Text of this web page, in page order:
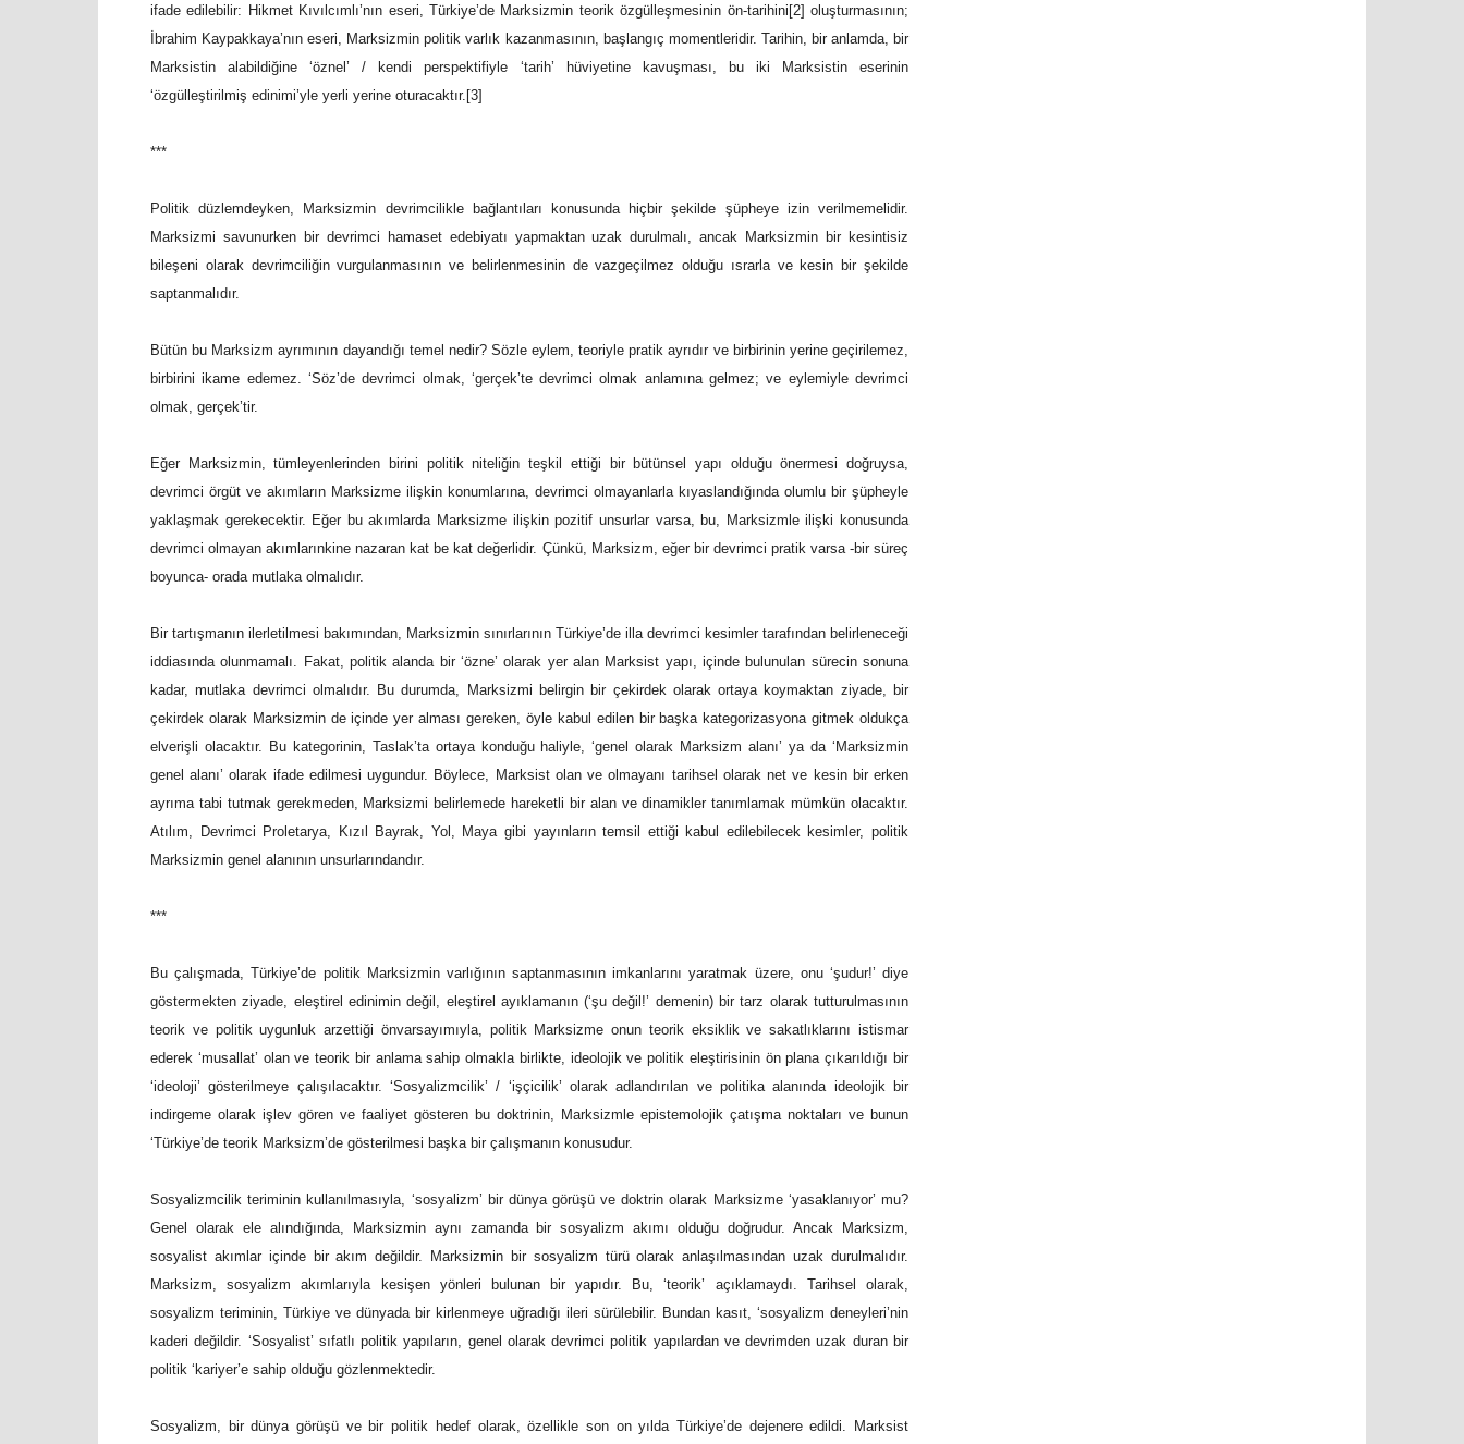
ifade edilebilir: Hikmet Kıvılcımlı’nın eseri, Türkiye’de Marksizmin teorik özgülleşmesinin ön-tarihini[2] oluşturmasının;
İbrahim Kaypakkaya’nın eseri, Marksizmin politik varlık kazanmasının, başlangıç momentleridir. Tarihin, bir anlamda, bir
Marksistin alabildiğine ‘öznel’ / kendi perspektifiyle ‘tarih’ hüviyetine kavuşması, bu iki Marksistin eserinin
‘özgülleştirilmiş edinimi’yle yerli yerine oturacaktır.[3]
***
Politik düzlemdeyken, Marksizmin devrimcilikle bağlantıları konusunda hiçbir şekilde şüpheye izin verilmemelidir.
Marksizmi savunurken bir devrimci hamaset edebiyatı yapmaktan uzak durulmalı, ancak Marksizmin bir kesintisiz
bileşeni olarak devrimciliğin vurgulanmasının ve belirlenmesinin de vazgeçilmez olduğu ısrarla ve kesin bir şekilde
saptanmalıdır.
Bütün bu Marksizm ayrımının dayandığı temel nedir? Sözle eylem, teoriyle pratik ayrıdır ve birbirinin yerine geçirilemez,
birbirini ikame edemez. ‘Söz’de devrimci olmak, ‘gerçek’te devrimci olmak anlamına gelmez; ve eylemiyle devrimci
olmak, gerçek’tir.
Eğer Marksizmin, tümleyenlerinden birini politik niteliğin teşkil ettiği bir bütünsel yapı olduğu önermesi doğruysa,
devrimci örgüt ve akımların Marksizme ilişkin konumlarına, devrimci olmayanlarla kıyaslandığında olumlu bir şüpheyle
yaklaşmak gerekecektir. Eğer bu akımlarda Marksizme ilişkin pozitif unsurlar varsa, bu, Marksizmle ilişki konusunda
devrimci olmayan akımlarınkine nazaran kat be kat değerlidir. Çünkü, Marksizm, eğer bir devrimci pratik varsa -bir süreç
boyunca- orada mutlaka olmalıdır.
Bir tartışmanın ilerletilmesi bakımından, Marksizmin sınırlarının Türkiye’de illa devrimci kesimler tarafından belirleneceği
iddiasında olunmamalı. Fakat, politik alanda bir ‘özne’ olarak yer alan Marksist yapı, içinde bulunulan sürecin sonuna
kadar, mutlaka devrimci olmalıdır. Bu durumda, Marksizmi belirgin bir çekirdek olarak ortaya koymaktan ziyade, bir
çekirdek olarak Marksizmin de içinde yer alması gereken, öyle kabul edilen bir başka kategorizasyona gitmek oldukça
elverişli olacaktır. Bu kategorinin, Taslak’ta ortaya konduğu haliyle, ‘genel olarak Marksizm alanı’ ya da ‘Marksizmin
genel alanı’ olarak ifade edilmesi uygundur. Böylece, Marksist olan ve olmayanı tarihsel olarak net ve kesin bir erken
ayrıma tabi tutmak gerekmeden, Marksizmi belirlemede hareketli bir alan ve dinamikler tanımlamak mümkün olacaktır.
Atılım, Devrimci Proletarya, Kızıl Bayrak, Yol, Maya gibi yayınların temsil ettiği kabul edilebilecek kesimler, politik
Marksizmin genel alanının unsurlarındandır.
***
Bu çalışmada, Türkiye’de politik Marksizmin varlığının saptanmasının imkanlarını yaratmak üzere, onu ‘şudur!’ diye
göstermekten ziyade, eleştirel edinimin değil, eleştirel ayıklamanın (‘şu değil!’ demenin) bir tarz olarak tutturulmasının
teorik ve politik uygunluk arzettiği önvarsayımıyla, politik Marksizme onun teorik eksiklik ve sakatlıklarını istismar
ederek ‘musallat’ olan ve teorik bir anlama sahip olmakla birlikte, ideolojik ve politik eleştirisinin ön plana çıkarıldığı bir
‘ideoloji’ gösterilmeye çalışılacaktır. ‘Sosyalizmcilik’ / ‘işçicilik’ olarak adlandırılan ve politika alanında ideolojik bir
indirgeme olarak işlev gören ve faaliyet gösteren bu doktrinin, Marksizmle epistemolojik çatışma noktaları ve bunun
‘Türkiye’de teorik Marksizm’de gösterilmesi başka bir çalışmanın konusudur.
Sosyalizmcilik teriminin kullanılmasıyla, ‘sosyalizm’ bir dünya görüşü ve doktrin olarak Marksizme ‘yasaklanıyor’ mu?
Genel olarak ele alındığında, Marksizmin aynı zamanda bir sosyalizm akımı olduğu doğrudur. Ancak Marksizm,
sosyalist akımlar içinde bir akım değildir. Marksizmin bir sosyalizm türü olarak anlaşılmasından uzak durulmalıdır.
Marksizm, sosyalizm akımlarıyla kesişen yönleri bulunan bir yapıdır. Bu, ‘teorik’ açıklamaydı. Tarihsel olarak,
sosyalizm teriminin, Türkiye ve dünyada bir kirlenmeye uğradığı ileri sürülebilir. Bundan kasıt, ‘sosyalizm deneyleri’nin
kaderi değildir. ‘Sosyalist’ sıfatlı politik yapıların, genel olarak devrimci politik yapılardan ve devrimden uzak duran bir
politik ‘kariyer’e sahip olduğu gözlenmektedir.
Sosyalizm, bir dünya görüşü ve bir politik hedef olarak, özellikle son on yılda Türkiye’de dejenere edildi. Marksist